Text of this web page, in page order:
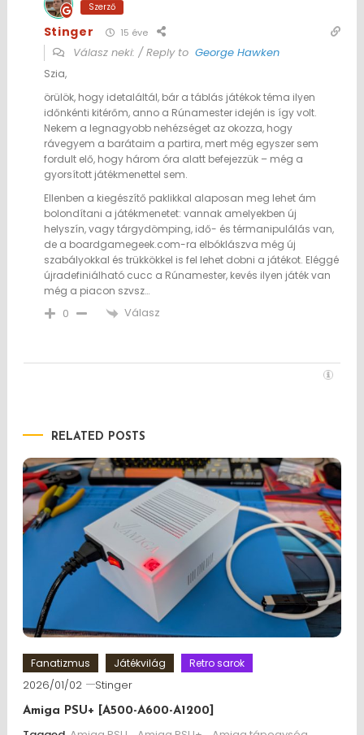
Szerző
Stinger 15 éve
Válasz neki: / Reply to George Hawken
Szia,
örülök, hogy idetaláltál, bár a táblás játékok téma ilyen
időnkénti kitérőm, anno a Rúnamester idején is így volt.
Nekem a legnagyobb nehézséget az okozza, hogy
rávegyem a barátaim a partira, mert még egyszer sem
fordult elő, hogy három óra alatt befejezzük – még a
gyorsított játékmenettel sem.
Ellenben a kiegészítő paklikkal alaposan meg lehet ám
bolondítani a játékmenetet: vannak amelyekben új
helyszín, vagy tárgydömping, idő- és térmanipulálás van,
de a boardgamegeek.com-ra elbóklászva még új
szabályokkal és trükkökkel is fel lehet dobni a játékot. Eléggé
újradefiniálható cucc a Rúnamester, kevés ilyen játék van
még a piacon szvsz…
0 Válasz
RELATED POSTS
Fanatizmus Játékvilág Retro sarok
2026/01/02 Stinger
Amiga PSU+ [A500-A600-A1200]